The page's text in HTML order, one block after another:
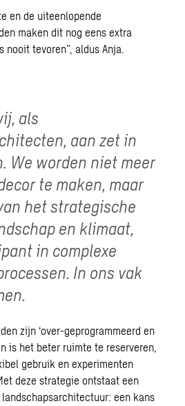
en de uiteenlopende
maken dit nog eens extra
nooit tevoren”, aldus Anja.
als
aan zet in
We worden niet meer
te maken, maar
het strategische
en klimaat,
in complexe
In ons vak
zijn ‘over-geprogrammeerd en
is het beter ruimte te reserveren,
gebruik en experimenten
deze strategie ontstaat een
een kans